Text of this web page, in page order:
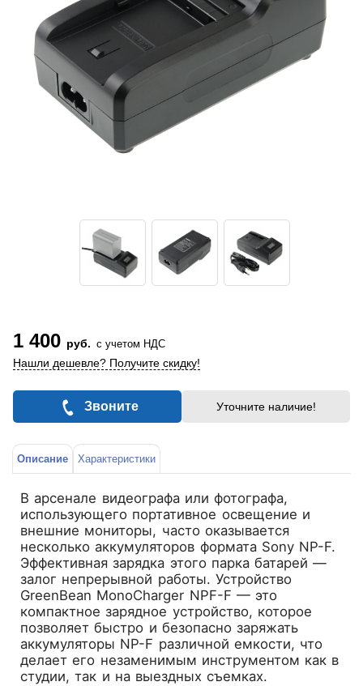
1 400 руб. с учетом НДС
Нашли дешевле? Получите скидку!
Звоните Уточните наличие!
Описание Характеристики
В арсенале видеографа или фотографа,
использующего портативное освещение и
внешние мониторы, часто оказывается
несколько аккумуляторов формата Sony NP-F.
Эффективная зарядка этого парка батарей —
залог непрерывной работы. Устройство
GreenBean MonoCharger NPF-F — это
компактное зарядное устройство, которое
позволяет быстро и безопасно заряжать
аккумуляторы NP-F различной емкости, что
делает его незаменимым инструментом как в
студии, так и на выездных съемках.